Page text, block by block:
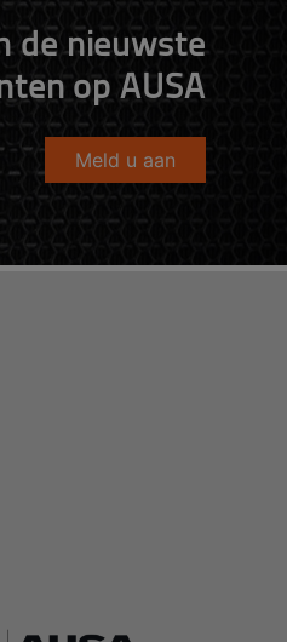
de nieuwste
op AUSA
Meld u aan